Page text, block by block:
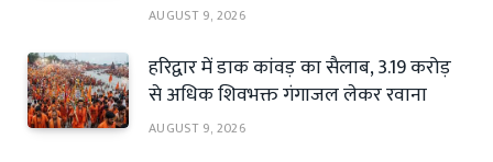
AUGUST 9, 2026
हरिद्वार में डाक कांवड़ का सैलाब, 3.19 करोड़
से अधिक शिवभक्त गंगाजल लेकर रवाना
AUGUST 9, 2026